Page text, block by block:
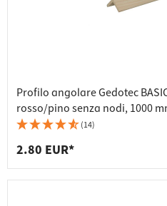
Profilo angolare Gedotec
rosso/pino senza nodi, 1000
1000 mm
(14)
2.80 EUR*